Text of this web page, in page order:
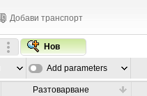
Добави транспорт
Нов
Add parameters
Разтоварване